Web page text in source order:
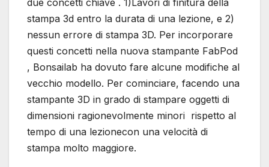
due concetti chiave . 1)Lavori di finitura della
stampa 3d entro la durata di una lezione, e 2)
nessun errore di stampa 3D. Per incorporare
questi concetti nella nuova stampante FabPod
, Bonsailab ha dovuto fare alcune modifiche al
vecchio modello. Per cominciare, facendo una
stampante 3D in grado di stampare oggetti di
dimensioni ragionevolmente minori rispetto al
tempo di una lezionecon una velocità di
stampa molto maggiore.